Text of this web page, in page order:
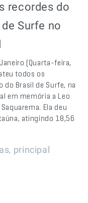
recordes do
Surfe no
Janeiro (Quarta-feira,
todos os
do Brasil de Surfe, na
em memória a Leo
Ela deu
atingindo 18,56
, principal